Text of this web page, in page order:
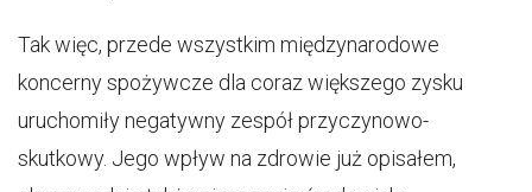
Tak więc, przede wszystkim międzynarodowe
koncerny spożywcze dla coraz większego zysku
uruchomiły negatywny zespół przyczynowo-
skutkowy. Jego wpływ na zdrowie już opisałem,